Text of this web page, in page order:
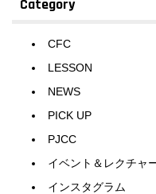
Category
CFC
LESSON
NEWS
PICK UP
PJCC
イベント＆レクチャ
インスタグラム